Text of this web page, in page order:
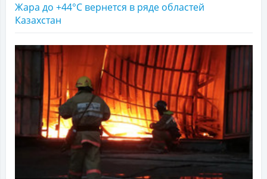
Жара до +44°С вернется в ряде областей
Казахстан